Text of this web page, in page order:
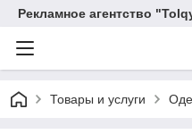
Рекламное агентство
Товары и услуги